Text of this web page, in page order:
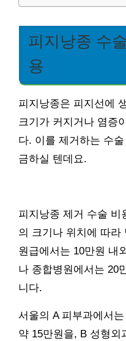
피지낭종 수
용
피지낭종은 피지선에
크기가 커지거나 염증
다. 이를 제거하는 수
금하실 텐데요.
피지낭종 제거 수술 비
의 크기나 위치에 따라
원급에서는 10만원 내
나 종합병원에서는 20
니다.
서울의 A 피부과에서
약 15만원을, B 성형외